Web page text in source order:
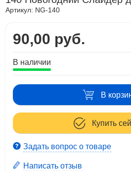
Артикул: NG-140
90,00 руб.
В наличии
В
Купить
Задать вопрос о товаре
Написать отзыв